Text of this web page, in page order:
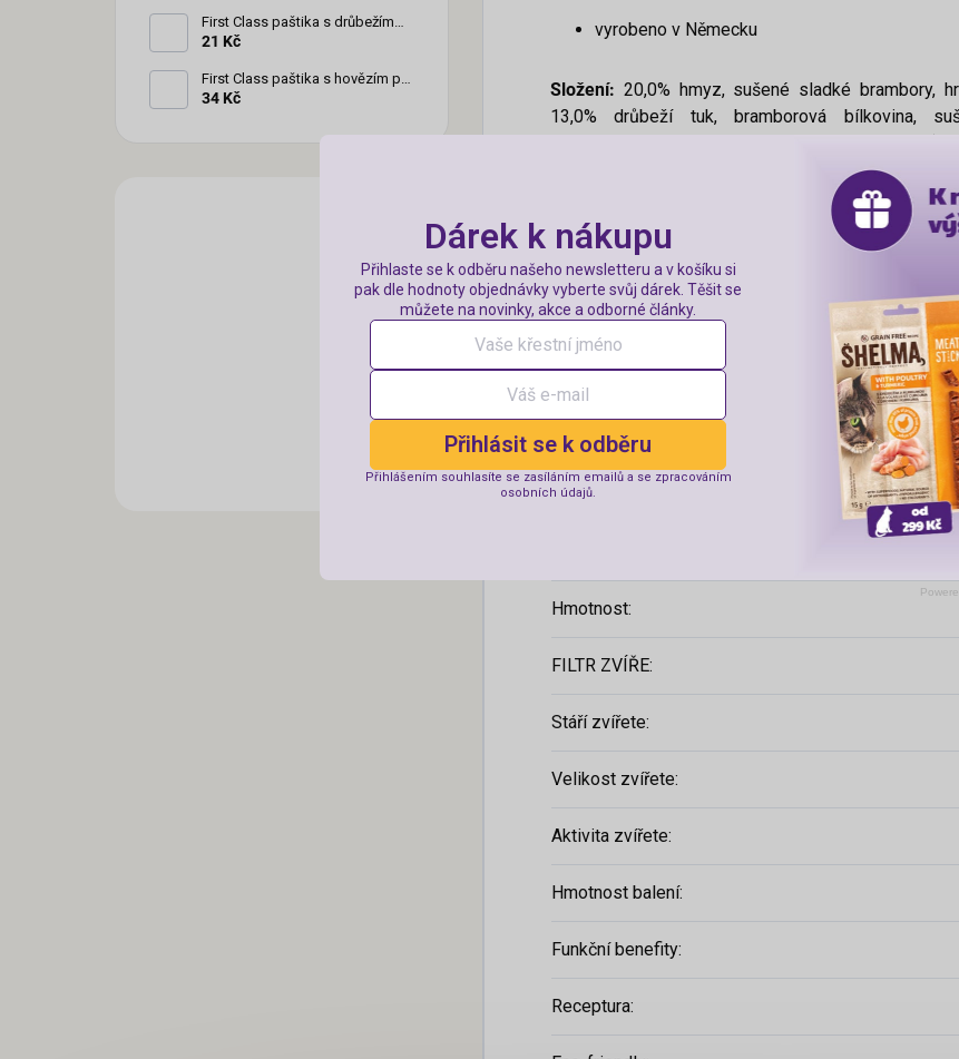
First Class paštika s drůbežím
pro psy 150 g
21 Kč
First Class paštika s hovězím pro
psy 300 g
34 Kč
vyrobeno v Německu
Složení: 20,0% hmyz, sušené sladké brambory,
13,0% drůbeží tuk, bramborová bílkovina,
hydrolyzované kvasnice, minerální látky, byliny
měsíček, fenykl), ovoce (maliny, aronie, borůvky).
Deklarované jakostní znaky:
hrubý protein 25%,
6,9%, vápník 0,95%, fosfor 0,70%
Vhodné pro:pro psy malých plemen
Dbejte vždy na dostatek čerstvé pitné vody.
Koupí krmiva podpoříte deštné pralesy v Tanzanii.
Doplňkové parametry
Hmotnost:
FILTR ZVÍŘE:
Stáří zvířete:
Velikost zvířete:
Aktivita zvířete:
Hmotnost balení:
Funkční benefity:
Receptura:
Dárek k nákupu
Přihlaste se k odběru našeho newsletteru a v košíku si
pak dle hodnoty objednávky vyberte svůj dárek. Těšit se
můžete na novinky, akce a odborné články.
Přihlásit se k odběru
Přihlášením souhlasíte se zasíláním emailů a se zpracováním
osobních údajů